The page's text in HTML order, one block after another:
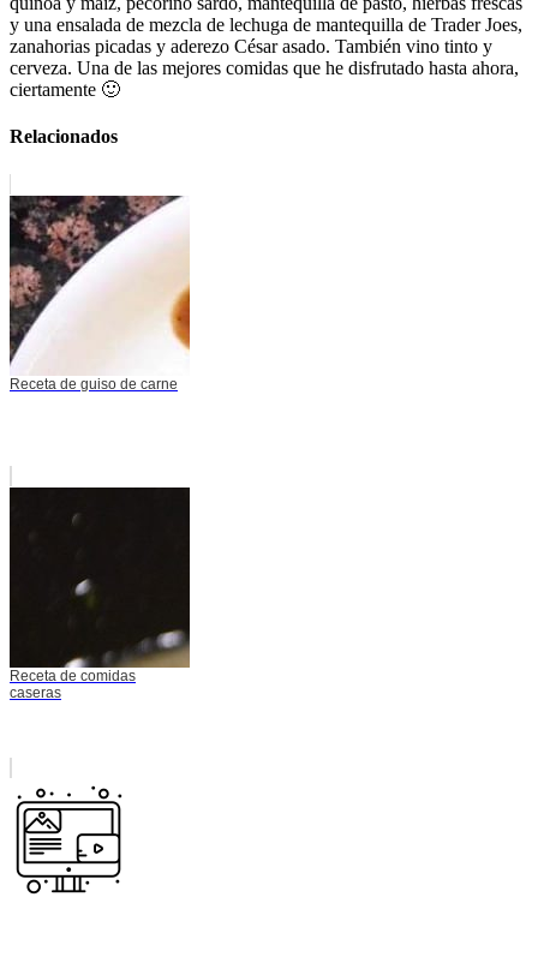
y una ensalada de mezcla de lechuga de mantequilla de Trader Joes,
zanahorias picadas y aderezo César asado. También vino tinto y
cerveza. Una de las mejores comidas que he disfrutado hasta ahora,
ciertamente 🙂
Relacionados
Receta de guiso de carne
Receta de comidas
caseras